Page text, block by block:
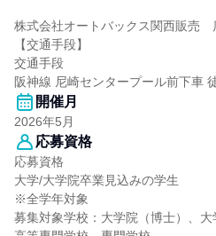
株式会社オートバックス関西販売
【交通手段】
交通手段
阪神線 尼崎センタープール前下車
開催月
2026年5月
応募資格
応募資格
大学/大学院卒業見込みの学生
※全学年対象
募集対象学校：大学院（博士）、大